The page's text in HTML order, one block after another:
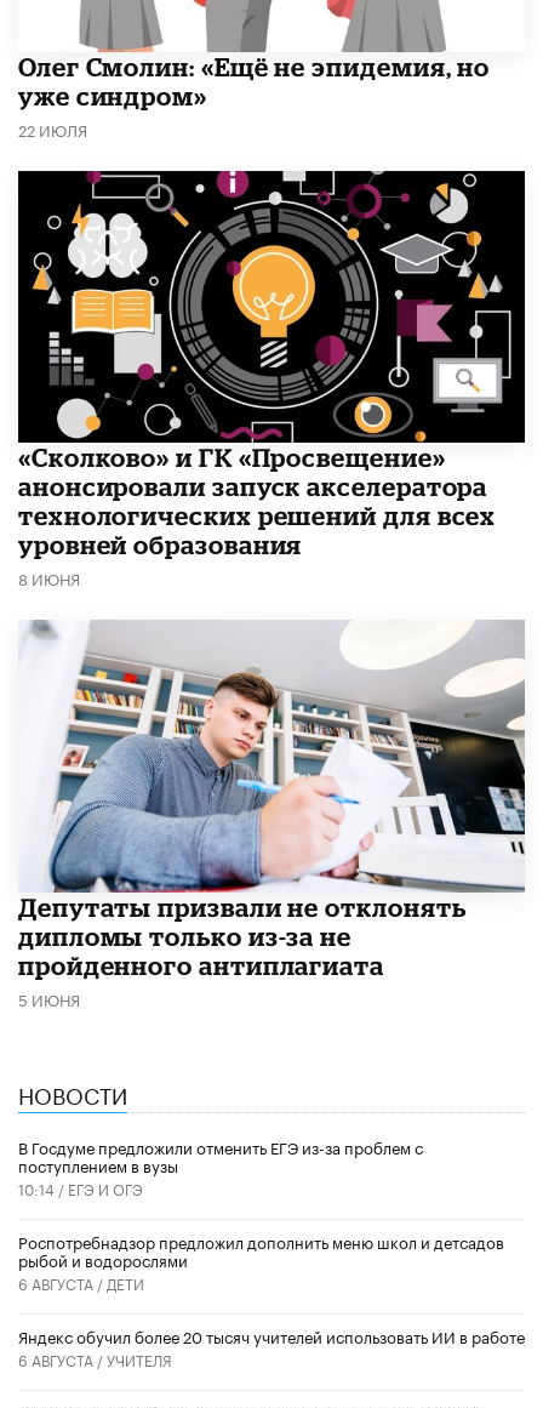
​Олег Смолин: «Ещё не эпидемия, но
уже синдром»
22 ИЮЛЯ
«Сколково» и ГК «Просвещение»
анонсировали запуск акселератора
технологических решений для всех
уровней образования
8 ИЮНЯ
Депутаты призвали не отклонять
дипломы только из-за не
пройденного антиплагиата
5 ИЮНЯ
НОВОСТИ
В Госдуме предложили отменить ЕГЭ из-за проблем с
поступлением в вузы
10:14 / ЕГЭ И ОГЭ
Роспотребнадзор предложил дополнить меню школ и детсадов
рыбой и водорослями
6 АВГУСТА / ДЕТИ
​Яндекс обучил более 20 тысяч учителей использовать ИИ в работе
6 АВГУСТА /УЧИТЕЛЯ